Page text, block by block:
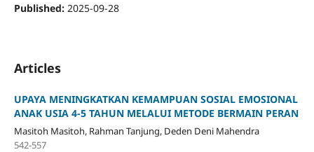
Published: 2025-09-28
Articles
UPAYA MENINGKATKAN KEMAMPUAN SOSIAL EMOSIONAL
ANAK USIA 4-5 TAHUN MELALUI METODE BERMAIN PERAN
Masitoh Masitoh, Rahman Tanjung, Deden Deni Mahendra
542-557